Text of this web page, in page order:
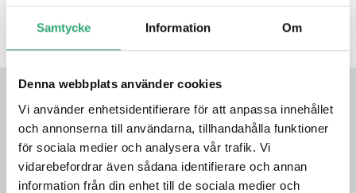
Samtycke Information Om
Denna webbplats använder cookies
Vi använder enhetsidentifierare för att anpassa innehållet
och annonserna till användarna, tillhandahålla funktioner
för sociala medier och analysera vår trafik. Vi
vidarebefordrar även sådana identifierare och annan
information från din enhet till de sociala medier och
FÖREGÅENDE NYHET NÄSTA NYHET
RELATERADE NYHETER